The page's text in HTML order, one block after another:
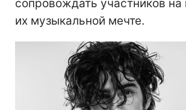
сопровождать участников на
их музыкальной мечте.